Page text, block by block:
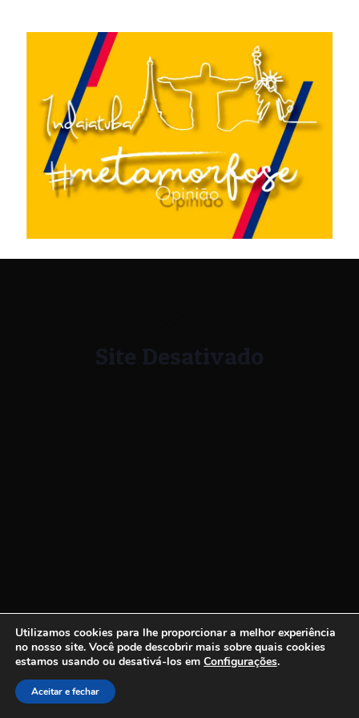
Site Desativado
Utilizamos cookies para lhe proporcionar a melhor experiência
no nosso site. Você pode descobrir mais sobre quais cookies
estamos usando ou desativá-los em Configurações.
Aceitar e fechar